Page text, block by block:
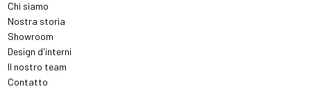
Chi siamo
Nostra storia
Showroom
Design d'interni
Il nostro team
Contatto